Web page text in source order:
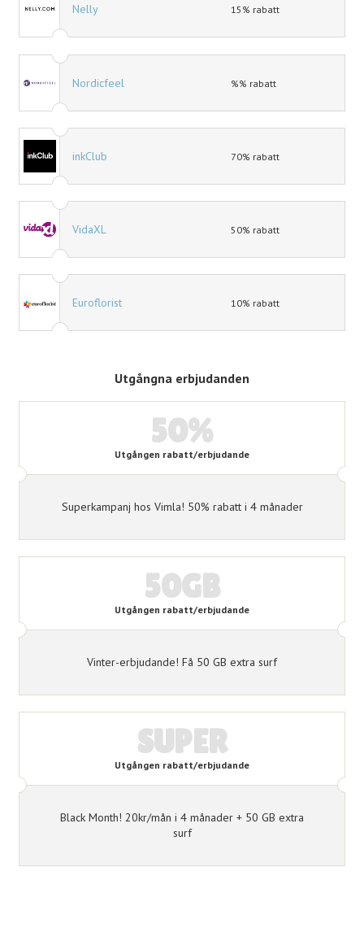
Nelly 15% rabatt
Nordicfeel %% rabatt
inkClub 70% rabatt
VidaXL 50% rabatt
Euroflorist 10% rabatt
Utgångna erbjudanden
50%
Utgången rabatt/erbjudande
Superkampanj hos Vimla! 50% rabatt i 4 månader
50GB
Utgången rabatt/erbjudande
Vinter-erbjudande! Få 50 GB extra surf
SUPER
Utgången rabatt/erbjudande
Black Month! 20kr/mån i 4 månader + 50 GB extra
surf